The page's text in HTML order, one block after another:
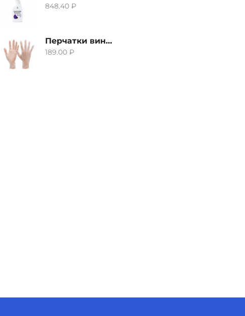
848.40₽
Перчатки виниловые неопудренные CTP-BS, размер S
189.00₽